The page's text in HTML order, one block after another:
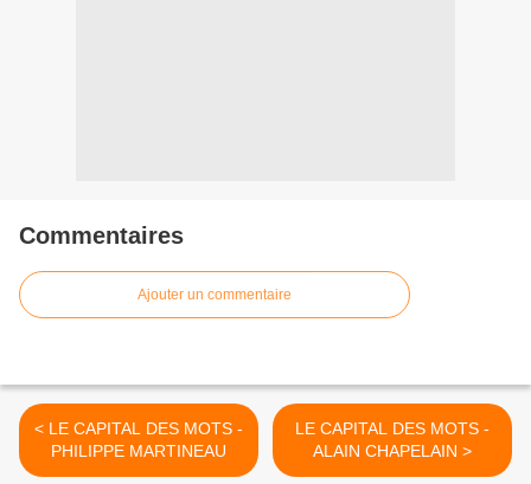
Commentaires
Ajouter un commentaire
< LE CAPITAL DES MOTS -
PHILIPPE MARTINEAU
LE CAPITAL DES MOTS -
ALAIN CHAPELAIN >